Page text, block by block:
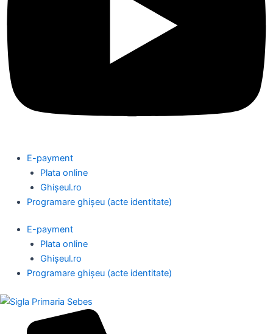
E-payment
Plata online
Ghișeul.ro
Programare ghișeu (acte identitate)
E-payment
Plata online
Ghișeul.ro
Programare ghișeu (acte identitate)